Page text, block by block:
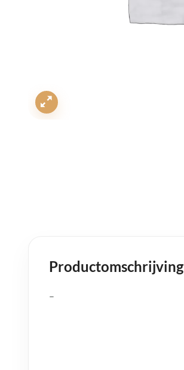
Productomschrijving
–